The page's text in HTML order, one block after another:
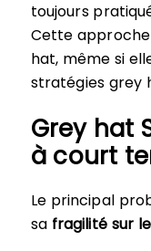
toujours
Cette
hat, même si
stratégies grey
Grey hat
à court
Le principal
sa fragilité sur